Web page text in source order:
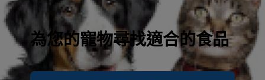
為您的寵物尋找適合的食品